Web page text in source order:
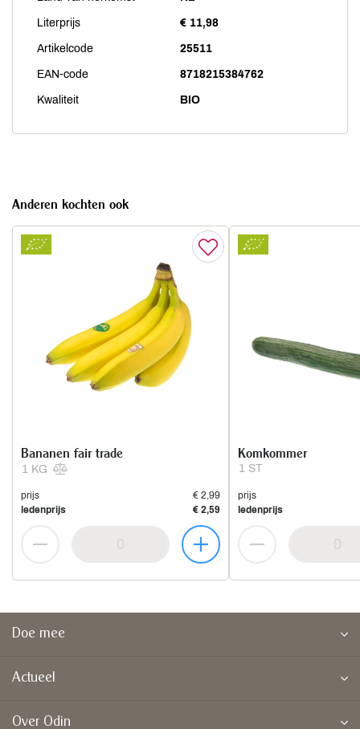
Literprijs € 11,98
Artikelcode 25511
EAN-code 8718215384762
Kwaliteit BIO
Anderen kochten ook
1 KG
Bananen fair trade
prijs
€ 2,99
ledenprijs
€ 2,59
1 ST
Komkommer
prijs
ledenprijs
Doe mee
Actueel
Over Odin